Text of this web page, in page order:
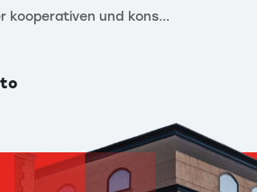
kooperativen und kons...